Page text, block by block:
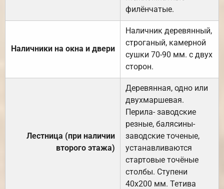
филёнчатые.
Наличники на окна и двери
Наличник деревянный,
строганый, камерной
сушки 70-90 мм. с двух
сторон.
Лестница (при наличии
второго этажа)
Деревянная, одно или
двухмаршевая.
Перила- заводские
резные, балясины-
заводские точеные,
устанавливаются
стартовые точёные
столбы. Ступени
40х200 мм. Тетива